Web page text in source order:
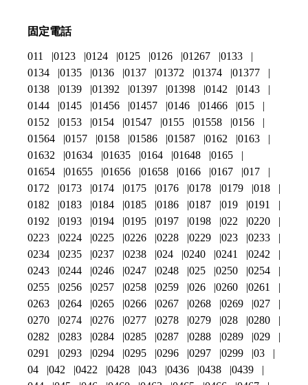
固定電話
011 0123 0124 0125 0126 01267
0133
0134
0135 0136 0137 01372 01374
01377
0138
0139 01392 01397 01398 0142
0143
0144
0145 01456 01457 0146 01466
015
0152
0153 0154 01547 0155 01558
0156
01564
0157 0158 01586 01587 0162
0163
01632
01634 01635 0164 01648
0165
01654
01655 01656 01658 0166 0167
017
0172
0173 0174 0175 0176 0178 0179
018
0182
0183 0184 0185 0186 0187 019
0191
0192
0193 0194 0195 0197 0198 022
0220
0223
0224 0225 0226 0228 0229 023
0233
0234
0235 0237 0238 024 0240 0241
0242
0243
0244 0246 0247 0248 025 0250
0254
0255
0256 0257 0258 0259 026 0260
0261
0263
0264 0265 0266 0267 0268 0269
027
0270
0274 0276 0277 0278 0279 028
0280
0282
0283 0284 0285 0287 0288 0289
029
0291
0293 0294 0295 0296 0297 0299
03
04
042 0422 0428 043 0436 0438
0439